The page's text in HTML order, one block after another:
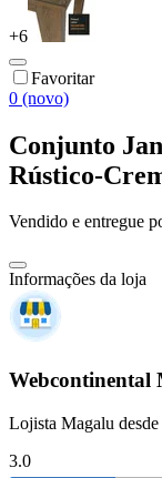
+6
Favoritar
0 (novo)
Conjunto
Rústico-
Vendido e entregue
Informações da loja
Webcontinental
Lojista Magalu
3.0